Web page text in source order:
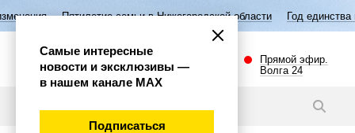
семьи в Нижегородской области Год единства народов России
Прямой эфир.
Волга 24
Самые интересные
новости и эксклюзивы —
в нашем канале МАХ
Подписаться